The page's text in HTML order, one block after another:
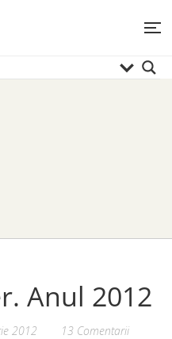
Anul 2012
2012
13 Comentarii